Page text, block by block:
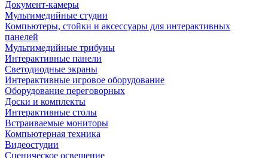
Документ-камеры
Мультимедийные студии
Компьютеры, стойки и аксессуары для интерактивных
панелей
Мультимедийные трибуны
Интерактивные панели
Светодиодные экраны
Интерактивные игровое оборудование
Оборудование переговорных
Доски и комплекты
Интерактивные столы
Встраиваемые мониторы
Компьютерная техника
Видеостудии
Cценическое освещение